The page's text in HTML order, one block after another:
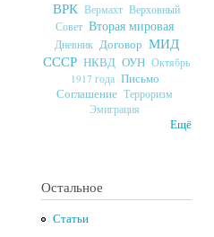
ВРК Вермахт Верховный
Совет Вторая мировая
Дневник Договор МИД
СССР НКВД ОУН Октябрь
1917 года Письмо
Соглашение Терроризм
Эмиграция
Ещё
Остальное
Статьи